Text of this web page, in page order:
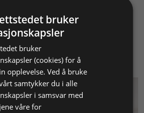
gjør
med
smykkedeler der presisjon
og kvalitet er viktig.
bruker
bruker
(cookies) for å
opplevelse. Ved å bruke
samtykker du i alle
i samsvar med
våre for